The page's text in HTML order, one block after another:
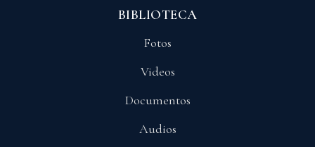
BIBLIOTECA
Fotos
Videos
Documentos
Audios